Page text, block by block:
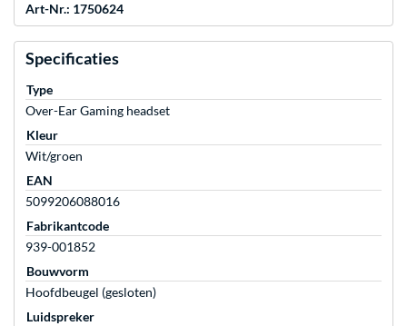
Art-Nr.: 1750624
Specificaties
Type
Over-Ear Gaming headset
Kleur
Wit/groen
EAN
5099206088016
Fabrikantcode
939-001852
Bouwvorm
Hoofdbeugel (gesloten)
Luidspreker